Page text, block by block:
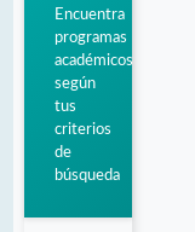
Encuentra
programas
académicos
según
tus
criterios
de
búsqueda